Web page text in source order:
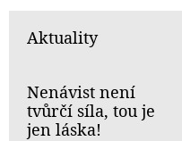
Aktuality
Nenávist není
tvůrčí síla, tou je
jen láska!